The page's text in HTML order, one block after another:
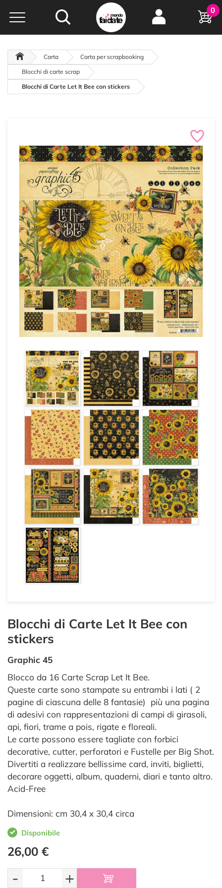
Hobby e
creatività...
oltre 15 anni online
0
Carta
Carta per scrapbooking
Blocchi di carte scrap
Blocchi di Carte Let It Bee con stickers
Blocchi di Carte Let It Bee con
stickers
Graphic 45
Blocco da 16 Carte Scrap Let It Bee.
Queste carte sono stampate su entrambi i lati ( 2
pagine di ciascuna delle 8 fantasie) più una pagina
di adesivi con rappresentazioni di campi di girasoli,
api, fiori, trame a pois, rigate e floreali.
Le carte possono essere tagliate con forbici
decorative, cutter, perforatori e Fustelle per Big Shot.
Divertiti a realizzare bellissime card, inviti, biglietti,
decorare oggetti, album, quaderni, diari e tanto altro.
Acid-Free
Dimensioni: cm 30,4 x 30,4 circa
Disponibile
26,00 €
- +